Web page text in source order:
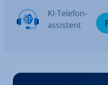
KI-Te­le­fon­
as­sis­tent